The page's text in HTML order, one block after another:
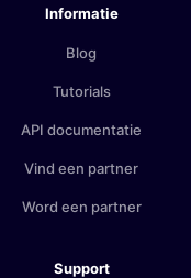
Informatie
Blog
Tutorials
API documentatie
Vind een partner
Word een partner
Support